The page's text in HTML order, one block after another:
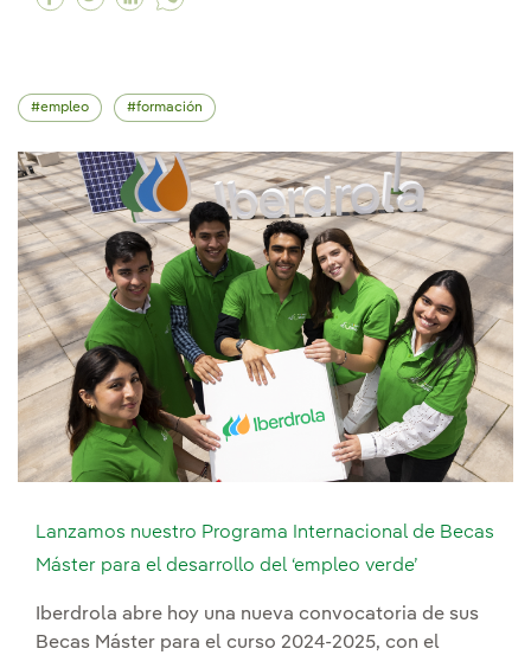
empleo formación
Lanzamos nuestro Programa Internacional de Becas
Máster para el desarrollo del ‘empleo verde’
Iberdrola abre hoy una nueva convocatoria de sus
Becas Máster para el curso 2024-2025, con el